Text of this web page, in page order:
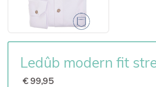
Ledûb modern fit
€ 99,95